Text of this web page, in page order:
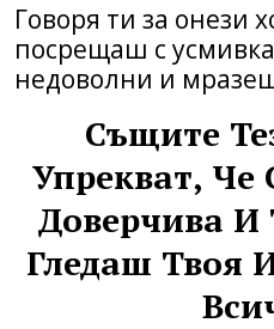
Говоря ти за онези
посрещаш с
недоволни и
Същите
Упрекват, Че
Доверчива И
Гледаш Твоя